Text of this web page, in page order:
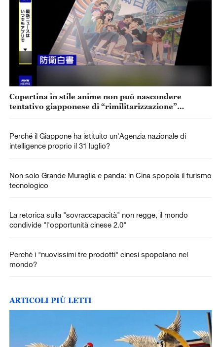
Copertina in stile anime non può nascondere
tentativo giapponese di “rimilitarizzazione”
Perché il Giappone ha istituito un'Agenzia nazionale di
intelligence proprio il 31 luglio?
Non solo Grande Muraglia e panda: in Cina spopola il turismo
tecnologico
La retorica sulla "sovraccapacità" non regge, il mondo
condivide "l'opportunità cinese 2.0"
Perché i "nuovissimi tre prodotti" cinesi spopolano nel
mondo?
ARTICOLI PIÙ LETTI